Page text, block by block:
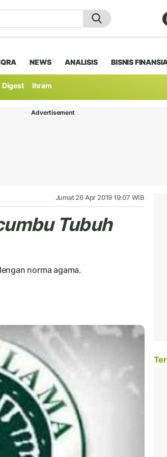
NEWS ANALISIS BISNIS
Digest Ihram
Advertisement
Jumat 26 Apr 2019 19:07 WIB
Tubuh
norma agama.